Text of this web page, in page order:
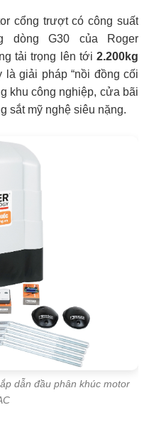
cổng trượt có công suất
dòng G30 của Roger
tải trọng lên tới 2.200kg
là giải pháp “nồi đồng cối
khu công nghiệp, cửa bãi
sắt mỹ nghệ siêu nặng.
dẫn đầu phân khúc motor